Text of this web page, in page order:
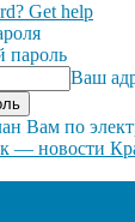
Get help
пароль
Ваш
Вам по
— новости